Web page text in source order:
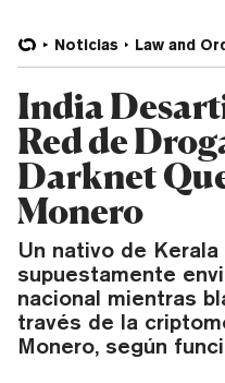
Noticias Law and
India
Red de
Darknet
Monero
Un nativo de Kerala
supuestamente
nacional mientras
través de la
Monero, según